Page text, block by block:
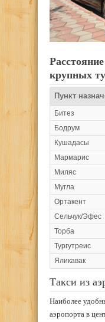
крупных
Пункт
Битез
Бодрум
Кушадасы
Мармарис
Миляс
Мугла
Ортакент
Сельчук/Эфес
Торба
Тургутреис
Яликавак
Такси из
Наиболее
аэропорта в